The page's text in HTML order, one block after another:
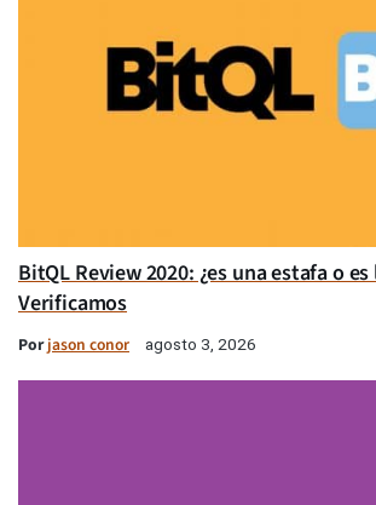
BitQL Review 2020: ¿es una estafa o
Verificamos
Porjason conor agosto 3, 2026